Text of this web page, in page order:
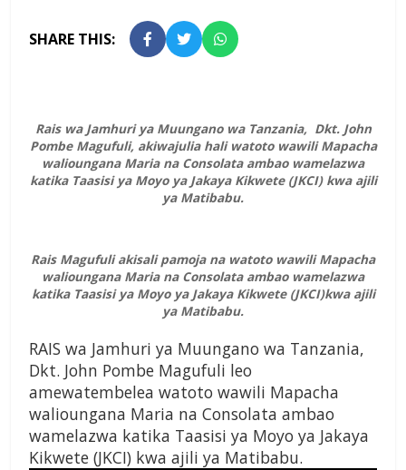
SHARE THIS:
Rais wa Jamhuri ya Muungano wa Tanzania, Dkt. John
Pombe Magufuli, akiwajulia hali watoto wawili Mapacha
walioungana Maria na Consolata ambao wamelazwa
katika Taasisi ya Moyo ya Jakaya Kikwete (JKCI) kwa ajili
ya Matibabu.
Rais Magufuli akisali pamoja na watoto wawili Mapacha
walioungana Maria na Consolata ambao wamelazwa
katika Taasisi ya Moyo ya Jakaya Kikwete (JKCI)kwa ajili
ya Matibabu.
RAIS wa Jamhuri ya Muungano wa Tanzania,
Dkt. John Pombe Magufuli leo
amewatembelea watoto wawili Mapacha
walioungana Maria na Consolata ambao
wamelazwa katika Taasisi ya Moyo ya Jakaya
Kikwete (JKCI) kwa ajili ya Matibabu.